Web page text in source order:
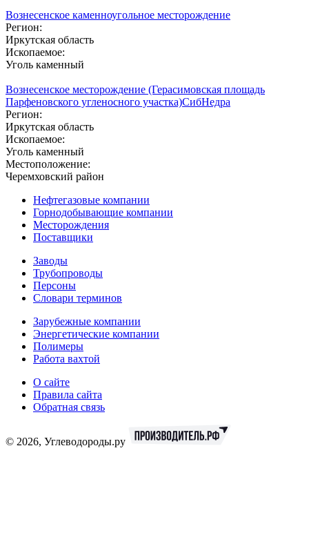
Вознесенское каменноугольное месторождение
Регион:
Иркутская область
Ископаемое:
Уголь каменный
Вознесенское месторождение (Герасимовская площадь
Парфеновского угленосного участка)СибНедра
Регион:
Иркутская область
Ископаемое:
Уголь каменный
Местоположение:
Черемховский район
Нефтегазовые компании
Горнодобывающие компании
Месторождения
Поставщики
Заводы
Трубопроводы
Персоны
Словари терминов
Зарубежные компании
Энергетические компании
Полимеры
Работа вахтой
О сайте
Правила сайта
Обратная связь
© 2026, Углеводороды.ру